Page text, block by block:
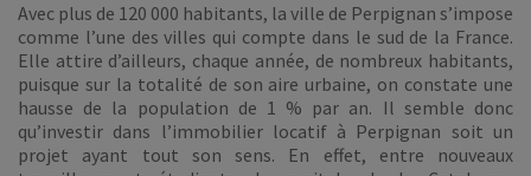
Avec plus de 120 000 habitants, la ville de Perpignan s’impose
comme l’une des villes qui compte dans le sud de la France.
Elle attire d’ailleurs, chaque année, de nombreux habitants,
puisque sur la totalité de son aire urbaine, on constate une
hausse de la population de 1 % par an. Il semble donc
qu’investir dans l’immobilier locatif à Perpignan soit un
projet ayant tout son sens. En effet, entre nouveaux